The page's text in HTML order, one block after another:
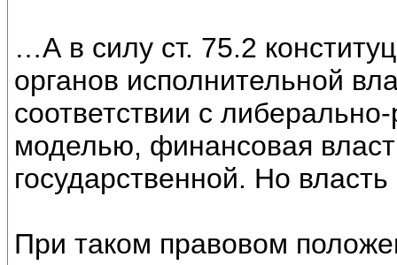
…А в силу ст. 75.2
органов исполнительной
соответствии с
моделью, финансовая
государственной. Но
При таком правовом